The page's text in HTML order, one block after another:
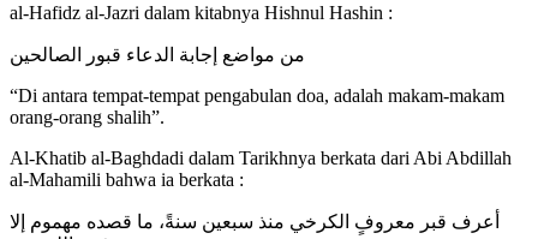
al-Hafidz al-Jazri dalam kitabnya Hishnul Hashin :
من مواضع إجابة الدعاء قبور الصالحين
“Di antara tempat-tempat pengabulan doa, adalah makam-makam
orang-orang shalih”.
Al-Khatib al-Baghdadi dalam Tarikhnya berkata dari Abi Abdillah
al-Mahamili bahwa ia berkata :
أعرف قبر معروفٍ الكرخي منذ سبعين سنةً، ما قصده مهموم إلا